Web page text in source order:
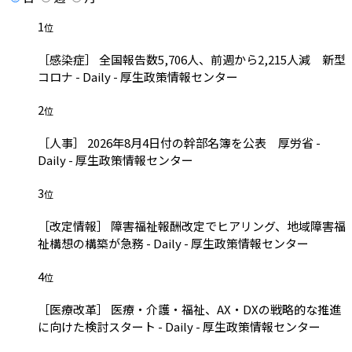
1位
［感染症］ 全国報告数5,706人、前週から2,215人減 新型
コロナ - Daily - 厚生政策情報センター
2位
［人事］ 2026年8月4日付の幹部名簿を公表 厚労省 -
Daily - 厚生政策情報センター
3位
［改定情報］ 障害福祉報酬改定でヒアリング、地域障害福
祉構想の構築が急務 - Daily - 厚生政策情報センター
4位
［医療改革］ 医療・介護・福祉、AX・DXの戦略的な推進
に向けた検討スタート - Daily - 厚生政策情報センター